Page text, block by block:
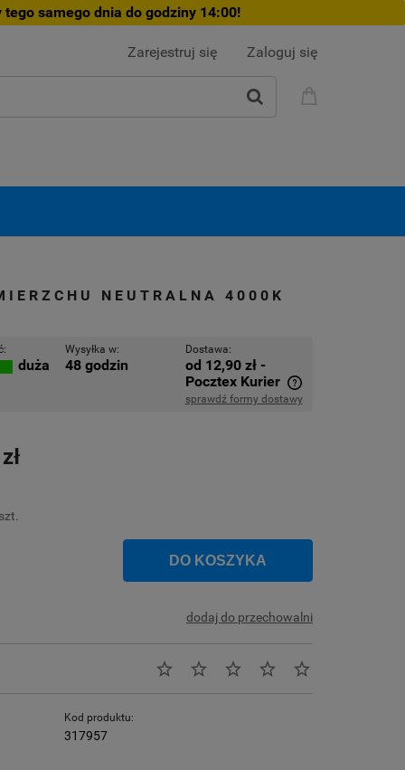
samego dnia do godziny 14:00!
Zarejestruj się Zaloguj się
NEUTRALNA 4000K
duża
Wysyłka w:
48 godzin
Dostawa:
od 12,90 zł -
Pocztex Kurier
sprawdź formy dostawy
DO KOSZYKA
dodaj do przechowalni
Kod produktu:
317957